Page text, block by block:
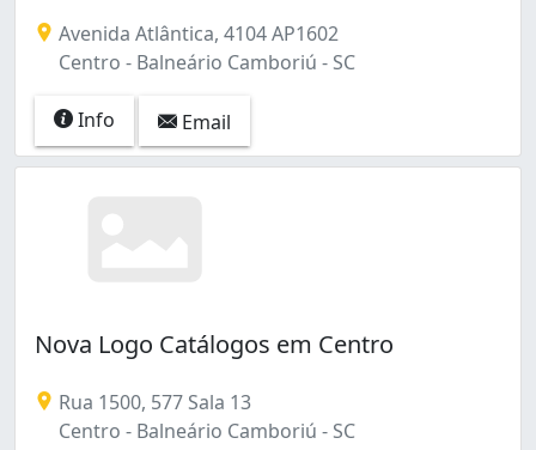
Avenida Atlântica, 4104 AP1602
Centro - Balneário Camboriú - SC
Info Email
Nova Logo Catálogos em Centro
Rua 1500, 577 Sala 13
Centro - Balneário Camboriú - SC